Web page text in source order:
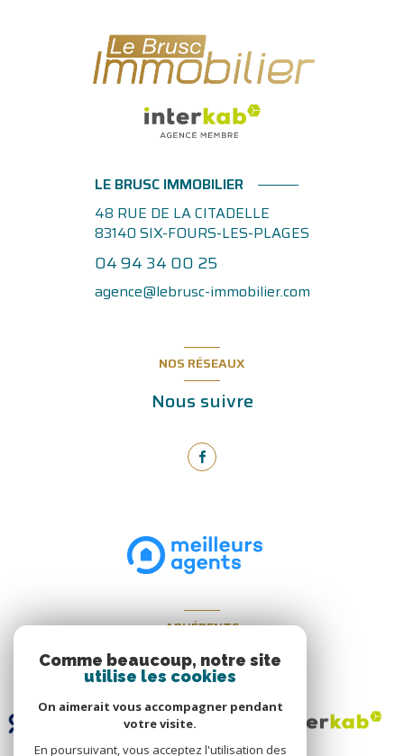
LE BRUSC IMMOBILIER
48 RUE DE LA CITADELLE
83140 SIX-FOURS-LES-PLAGES
04 94 34 00 25
agence@lebrusc-immobilier.com
NOS RÉSEAUX
Nous suivre
ADHÉRENTS
Nous adhérons
Comme beaucoup, notre site
utilise les cookies
On aimerait vous accompagner pendant
votre visite.
En poursuivant, vous acceptez l'utilisation des